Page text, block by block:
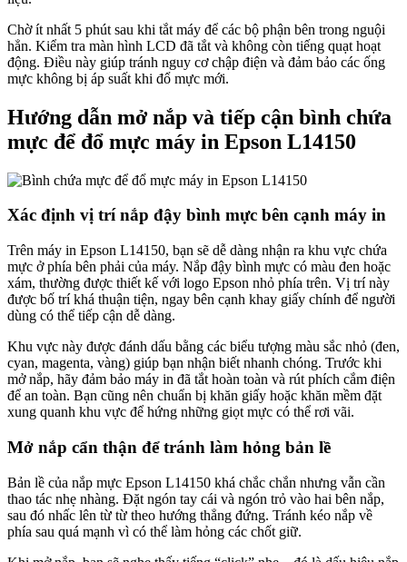
Chờ ít nhất 5 phút sau khi tắt máy để các bộ phận bên trong nguội
hẳn. Kiểm tra màn hình LCD đã tắt và không còn tiếng quạt hoạt
động. Điều này giúp tránh nguy cơ chập điện và đảm bảo các ống
mực không bị áp suất khi đổ mực mới.
Hướng dẫn mở nắp và tiếp cận bình chứa
mực để đổ mực máy in Epson L14150
Xác định vị trí nắp đậy bình mực bên cạnh máy in
Trên máy in Epson L14150, bạn sẽ dễ dàng nhận ra khu vực chứa
mực ở phía bên phải của máy. Nắp đậy bình mực có màu đen hoặc
xám, thường được thiết kế với logo Epson nhỏ phía trên. Vị trí này
được bố trí khá thuận tiện, ngay bên cạnh khay giấy chính để người
dùng có thể tiếp cận dễ dàng.
Khu vực này được đánh dấu bằng các biểu tượng màu sắc nhỏ (đen,
cyan, magenta, vàng) giúp bạn nhận biết nhanh chóng. Trước khi
mở nắp, hãy đảm bảo máy in đã tắt hoàn toàn và rút phích cắm điện
để an toàn. Bạn cũng nên chuẩn bị khăn giấy hoặc khăn mềm đặt
xung quanh khu vực để hứng những giọt mực có thể rơi vãi.
Mở nắp cẩn thận để tránh làm hỏng bản lề
Bản lề của nắp mực Epson L14150 khá chắc chắn nhưng vẫn cần
thao tác nhẹ nhàng. Đặt ngón tay cái và ngón trỏ vào hai bên nắp,
sau đó nhấc lên từ từ theo hướng thẳng đứng. Tránh kéo nắp về
phía sau quá mạnh vì có thể làm hỏng các chốt giữ.